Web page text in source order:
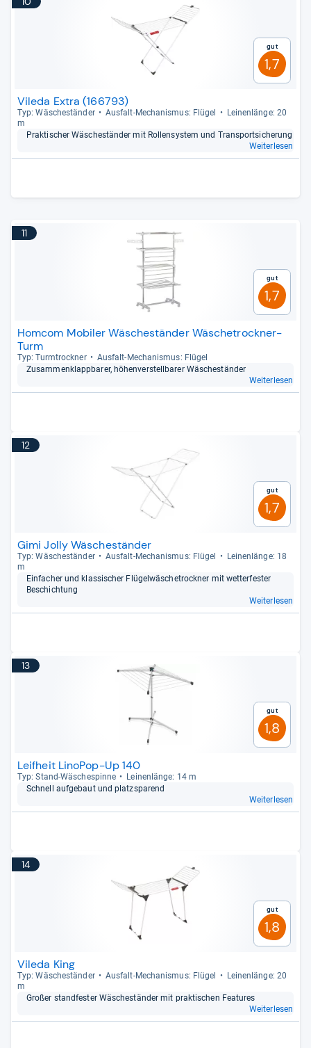
Gut
1,7
Vileda Extra (166793)
Typ: Wäsche­stän­der Aus­falt-​Mecha­nis­mus: Flü­gel
Lei­nen­länge: 20
m
Prak­ti­scher Wäsche­stän­der mit Rol­len­sys­tem und Trans­port­si­che­rung
Weiterlesen
11
Gut
1,7
Homcom Mobiler Wäscheständer Wäschetrockner-
Turm
Typ: Turm­trock­ner
Aus­falt-​Mecha­nis­mus: Flü­gel
Zusam­men­klapp­ba­rer, höhen­ver­stell­ba­rer Wäsche­stän­der
Weiterlesen
12
Gut
1,7
Gimi Jolly Wäscheständer
Typ: Wäsche­stän­der Aus­falt-​Mecha­nis­mus: Flü­gel
Lei­nen­länge: 18
m
Ein­fa­cher und klas­si­scher Flü­gel­wä­sche­trock­ner mit wet­ter­fes­ter
Beschich­tung
Weiterlesen
13
Gut
1,8
Leifheit LinoPop-Up 140
Typ: Stand-​Wäsche­spinne
Lei­nen­länge: 14 m
Schnell auf­ge­baut und platz­spa­rend
Weiterlesen
14
Gut
1,8
Vileda King
Typ: Wäsche­stän­der Aus­falt-​Mecha­nis­mus: Flü­gel
Lei­nen­länge: 20
m
Großer stand­fes­ter Wäsche­stän­der mit prak­ti­schen Fea­tu­res
Weiterlesen